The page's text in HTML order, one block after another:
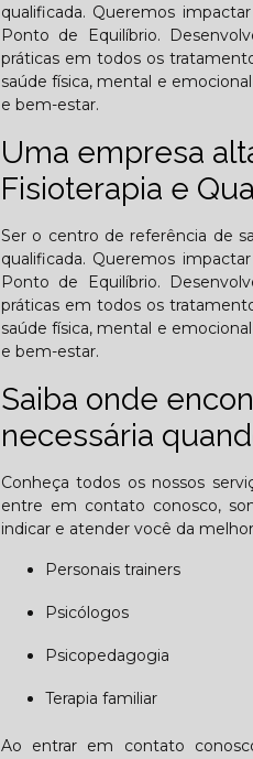
qualificada. Queremos
Ponto de Equilíbrio.
práticas em todos os
saúde física, mental e
e bem-estar.
Uma empresa
Fisioterapia e
Ser o centro de referência de
qualificada. Queremos
Ponto de Equilíbrio.
práticas em todos os
saúde física, mental e
e bem-estar.
Saiba onde
necessária
Conheça todos os nossos
entre em contato conosco,
indicar e atender você da
Personais trainers
Psicólogos
Psicopedagogia
Terapia familiar
Ao entrar em contato